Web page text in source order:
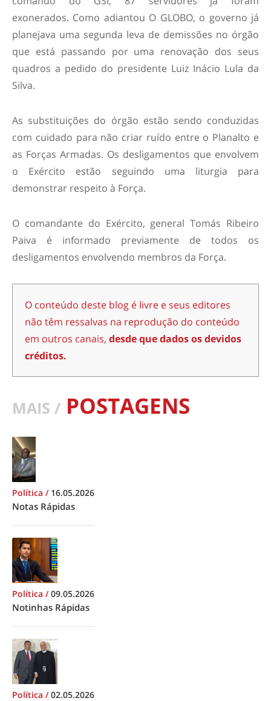
exonerados. Como adiantou O GLOBO, o governo já
planejava uma segunda leva de demissões no órgão
que está passando por uma renovação dos seus
quadros a pedido do presidente Luiz Inácio Lula da
Silva.
As substituições do órgão estão sendo conduzidas
com cuidado para não criar ruído entre o Planalto e
as Forças Armadas. Os desligamentos que envolvem
o Exército estão seguindo uma liturgia para
demonstrar respeito à Força.
O comandante do Exército, general Tomás Ribeiro
Paiva é informado previamente de todos os
desligamentos envolvendo membros da Força.
O conteúdo deste blog é livre e seus editores
não têm ressalvas na reprodução do conteúdo
em outros canais, desde que dados os devidos
créditos.
MAIS / POSTAGENS
Política / 16.05.2026
Notas Rápidas
Política /09.05.2026
Notinhas Rápidas
Política /02.05.2026